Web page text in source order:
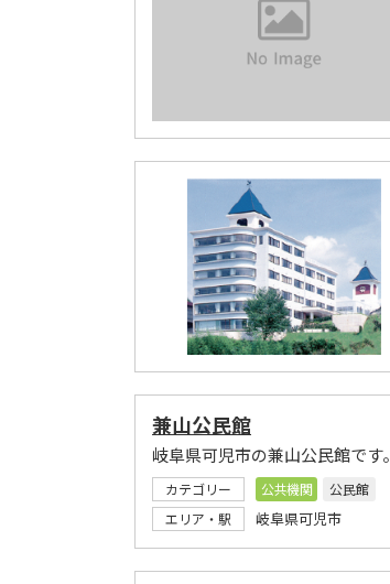
兼山公民館
岐阜県可児市の兼山公民館です。
カテゴリー 公共機関
公民館
エリア・駅
岐阜県可児市